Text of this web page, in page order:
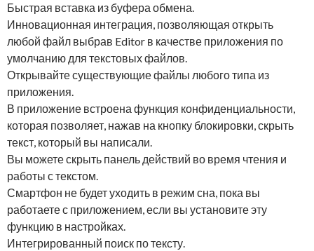
Быстрая вставка из буфера обмена.
Инновационная интеграция, позволяющая открыть
любой файл выбрав Editor в качестве приложения по
умолчанию для текстовых файлов.
Открывайте существующие файлы любого типа из
приложения.
В приложение встроена функция конфиденциальности,
которая позволяет, нажав на кнопку блокировки, скрыть
текст, который вы написали.
Вы можете скрыть панель действий во время чтения и
работы с текстом.
Смартфон не будет уходить в режим сна, пока вы
работаете с приложением, если вы установите эту
функцию в настройках.
Интегрированный поиск по тексту.